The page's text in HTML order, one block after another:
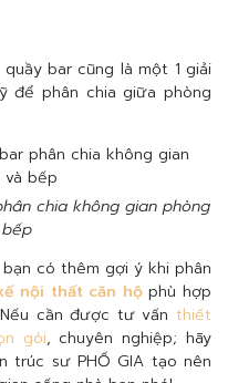
bar cũng là một 1 giải
để phân chia giữa phòng
chia không gian phòng
có thêm gợi ý khi phân
nội thất căn hộphù hợp
cần được tư vấn thiết
gói, chuyên nghiệp; hãy
trúc sư PHỐ GIA tạo nên